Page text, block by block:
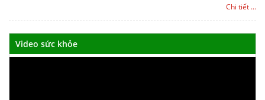
Chi tiết ...
Video sức khỏe